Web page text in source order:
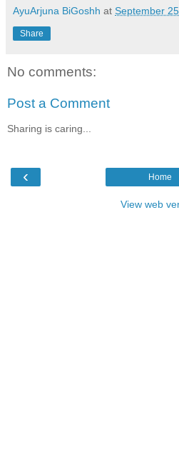
AyuArjuna BiGoshh at September
Share
No comments:
Post a Comment
Sharing is caring...
‹ Home
View web